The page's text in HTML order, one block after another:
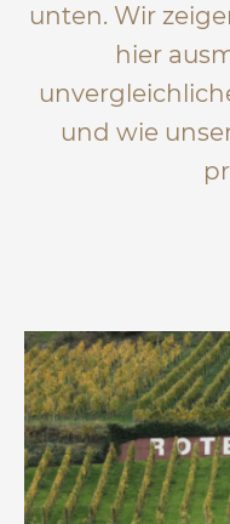
unten. Wir
hier
und wie